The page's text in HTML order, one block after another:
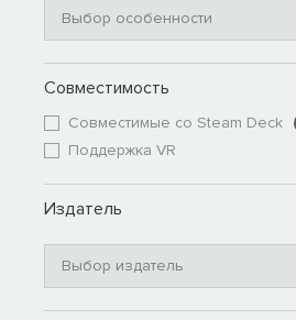
Выбор особенности
Совместимость
Совместимые со Steam Deck
Поддержка VR
Издатель
Выбор издатель